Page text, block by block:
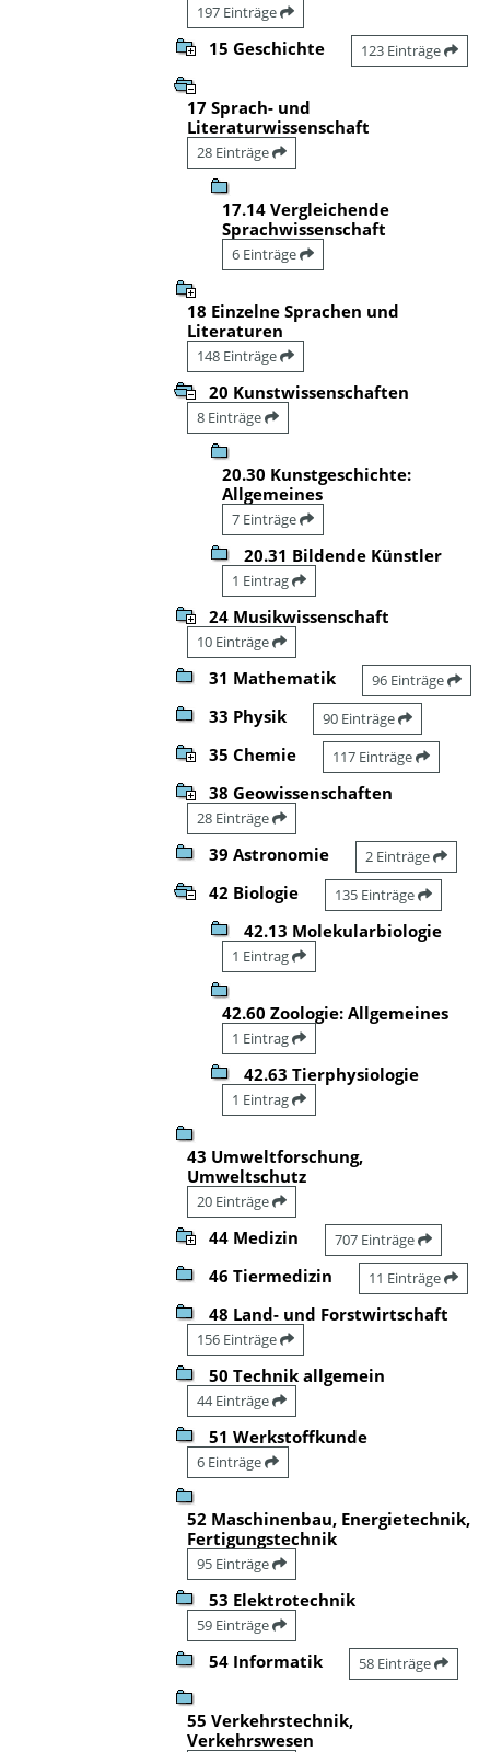
197 Einträge
15 Geschichte 123 Einträge
17 Sprach- und
Literaturwissenschaft
28 Einträge
17.14 Vergleichende
Sprachwissenschaft
6 Einträge
18 Einzelne Sprachen und
Literaturen
148 Einträge
20 Kunstwissenschaften
8 Einträge
20.30 Kunstgeschichte:
Allgemeines
7 Einträge
20.31 Bildende Künstler
1 Eintrag
24 Musikwissenschaft
10 Einträge
31 Mathematik 96 Einträge
33 Physik 90 Einträge
35 Chemie 117 Einträge
38 Geowissenschaften
28 Einträge
39 Astronomie 2 Einträge
42 Biologie 135 Einträge
42.13 Molekularbiologie
1 Eintrag
42.60 Zoologie: Allgemeines
1 Eintrag
42.63 Tierphysiologie
1 Eintrag
43 Umweltforschung,
Umweltschutz
20 Einträge
44 Medizin 707 Einträge
46 Tiermedizin 11 Einträge
48 Land- und Forstwirtschaft
156 Einträge
50 Technik allgemein
44 Einträge
51 Werkstoffkunde
6 Einträge
52 Maschinenbau, Energietechnik,
Fertigungstechnik
95 Einträge
53 Elektrotechnik
59 Einträge
54 Informatik 58 Einträge
55 Verkehrstechnik,
Verkehrswesen